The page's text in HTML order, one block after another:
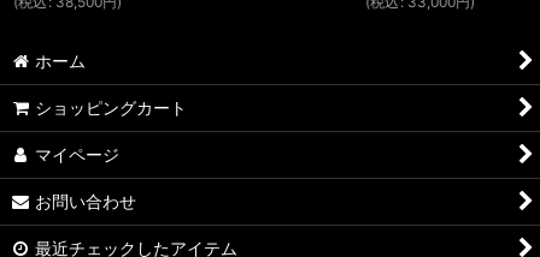
ホーム
ショッピングカート
マイページ
お問い合わせ
最近チェックしたアイテム